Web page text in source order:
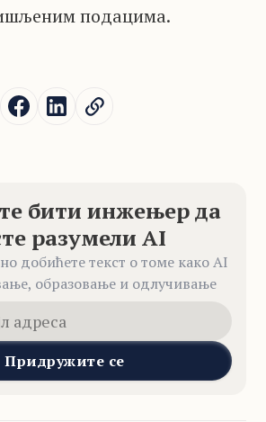
подацима.
бити инжењер да
разумели AI
добићете текст о томе како AI
образовање и одлучивање
Придружите се